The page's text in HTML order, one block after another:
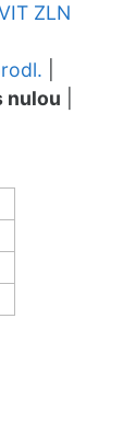
ZLN
nulou